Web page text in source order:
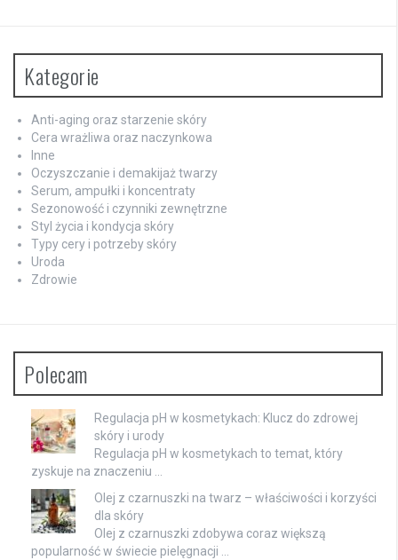
Kategorie
Anti-aging oraz starzenie skóry
Cera wrażliwa oraz naczynkowa
Inne
Oczyszczanie i demakijaż twarzy
Serum, ampułki i koncentraty
Sezonowość i czynniki zewnętrzne
Styl życia i kondycja skóry
Typy cery i potrzeby skóry
Uroda
Zdrowie
Polecam
Regulacja pH w kosmetykach: Klucz do zdrowej
skóry i urody
Regulacja pH w kosmetykach to temat, który
zyskuje na znaczeniu …
Olej z czarnuszki na twarz – właściwości i korzyści
dla skóry
Olej z czarnuszki zdobywa coraz większą
popularność w świecie pielęgnacji …